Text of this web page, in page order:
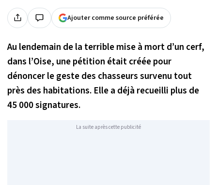
Ajouter comme source préférée
Au lendemain de la terrible mise à mort d’un cerf,
dans l’Oise, une pétition était créée pour
dénoncer le geste des chasseurs survenu tout
près des habitations. Elle a déjà recueilli plus de
45 000 signatures.
La suite après cette publicité